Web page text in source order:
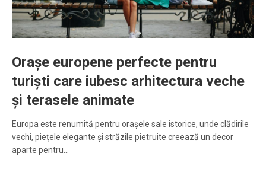
Orașe europene perfecte pentru
turiști care iubesc arhitectura veche
și terasele animate
Europa este renumită pentru orașele sale istorice, unde clădirile
vechi, piețele elegante și străzile pietruite creează un decor
aparte pentru…